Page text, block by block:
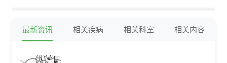
最新资讯 相关疾病 相关科室 相关内容